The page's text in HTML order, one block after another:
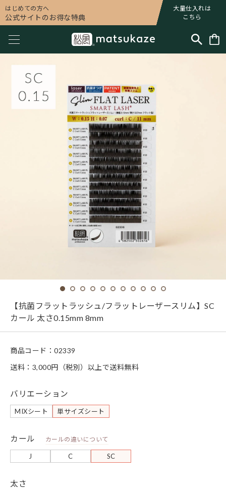
はじめての方へ
公式サイトのお得な特典
大量仕入れは
こちら
【抗菌フラットラッシュ/フラットレーザースリム】SC
カール 太さ0.15mm 8mm
商品コード： 02339
送料：3,000円（税別）以上で送料無料
バリエーション
MIXシート 単サイズシート
カール カールの違いについて
J C SC
太さ